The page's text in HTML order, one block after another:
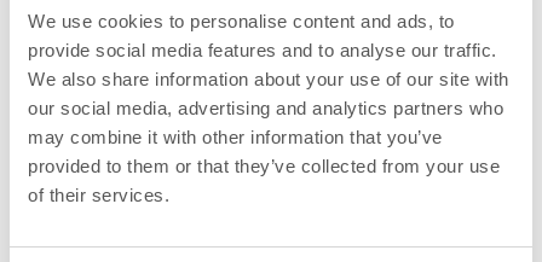
We use cookies to personalise content and ads, to
provide social media features and to analyse our traffic.
We also share information about your use of our site with
our social media, advertising and analytics partners who
may combine it with other information that you’ve
provided to them or that they’ve collected from your use
of their services.
justerbara ben (mm)
20
Material
Gjutsten